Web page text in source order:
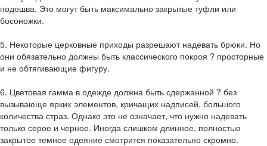
подошва. Это могут быть максимально закрытые туфли или
босоножки.
5. Некоторые церковные приходы разрешают надевать брюки. Но
они обязательно должны быть классического покроя ? просторные
и не обтягивающие фигуру.
6. Цветовая гамма в одежде должна быть сдержанной ? без
вызывающе ярких элементов, кричащих надписей, большого
количества страз. Однако это не означает, что нужно надевать
только серое и черное. Иногда слишком длинное, полностью
закрытое темное одеяние смотрится показательно скромно.